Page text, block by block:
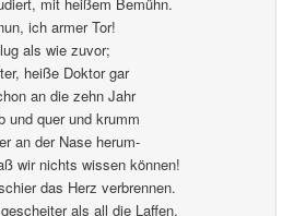
ich armer Tor!
als wie zuvor;
heiße Doktor gar
an die zehn Jahr
und quer und krumm
an der Nase herum-
wir nichts wissen können!
das Herz verbrennen.
als all die Laffen,